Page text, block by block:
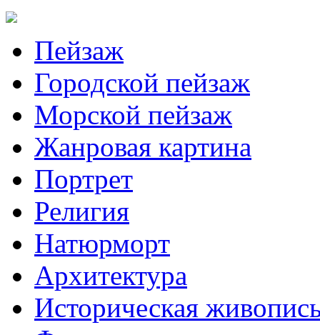
Пейзаж
Городской пейзаж
Морской пейзаж
Жанровая картина
Портрет
Религия
Натюрморт
Архитектура
Историческая